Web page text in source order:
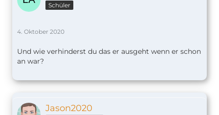
Schüler
4. Oktober 2020
Und wie verhinderst du das er ausgeht wenn er schon
an war?
Jason2020